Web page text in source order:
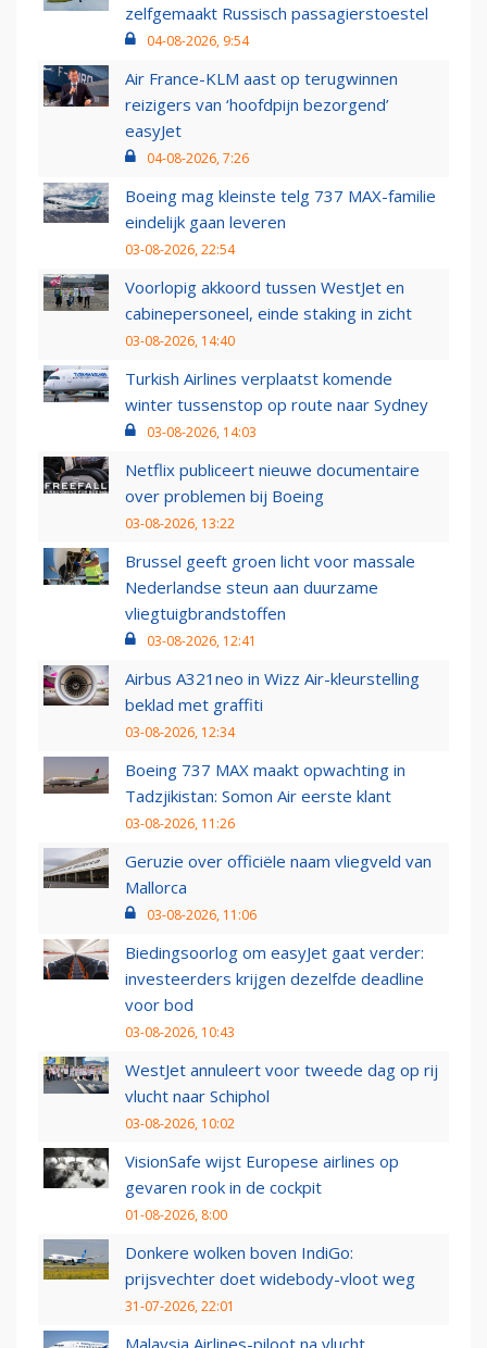
zelfgemaakt Russisch passagierstoestel
04-08-2026, 9:54
Air France-KLM aast op terugwinnen
reizigers van ‘hoofdpijn bezorgend’
easyJet
04-08-2026, 7:26
Boeing mag kleinste telg 737 MAX-familie
eindelijk gaan leveren
03-08-2026, 22:54
Voorlopig akkoord tussen WestJet en
cabinepersoneel, einde staking in zicht
03-08-2026, 14:40
Turkish Airlines verplaatst komende
winter tussenstop op route naar Sydney
03-08-2026, 14:03
Netflix publiceert nieuwe documentaire
over problemen bij Boeing
03-08-2026, 13:22
Brussel geeft groen licht voor massale
Nederlandse steun aan duurzame
vliegtuigbrandstoffen
03-08-2026, 12:41
Airbus A321neo in Wizz Air-kleurstelling
beklad met graffiti
03-08-2026, 12:34
Boeing 737 MAX maakt opwachting in
Tadzjikistan: Somon Air eerste klant
03-08-2026, 11:26
Geruzie over officiële naam vliegveld van
Mallorca
03-08-2026, 11:06
Biedingsoorlog om easyJet gaat verder:
investeerders krijgen dezelfde deadline
voor bod
03-08-2026, 10:43
WestJet annuleert voor tweede dag op rij
vlucht naar Schiphol
03-08-2026, 10:02
VisionSafe wijst Europese airlines op
gevaren rook in de cockpit
01-08-2026, 8:00
Donkere wolken boven IndiGo:
prijsvechter doet widebody-vloot weg
31-07-2026, 22:01
Malaysia Airlines-piloot na vlucht